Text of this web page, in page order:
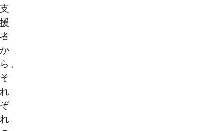
支
援
者
か
ら、
そ
れ
ぞ
れ